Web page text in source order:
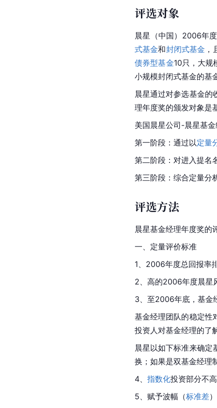
评选对象
晨星（中国）2006年
式基金和封闭式基金
债券型基金10只，大规
小规模封闭式基金的基
晨星通过对参选基金的
理年度奖的颁发对象是
美国晨星公司-晨星基
第一阶段：通过以定量
第二阶段：对进入提名
第三阶段：综合定量分
评选方法
晨星基金经理年度奖的
一、定量评价标准
1、2006年度总回报率
2、高的2006年度晨星
3、至2006年底，基金
基金经理团队的稳定性
投资人对基金经理的了
晨星以如下标准来确
换；如果是双基金经理
4、 指数化投资部分不
5、赋予波幅（标准差